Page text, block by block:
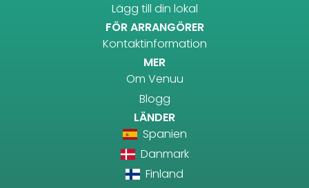
Lägg till din lokal
FÖR ARRANGÖRER
Kontaktinformation
MER
Om Venuu
Blogg
LÄNDER
Spanien
Danmark
Finland